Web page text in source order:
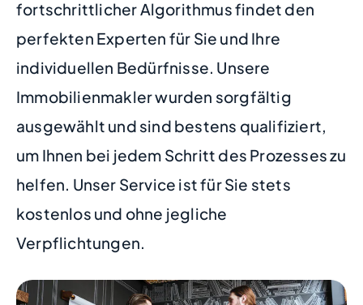
fortschrittlicher Algorithmus findet den
perfekten Experten für Sie und Ihre
individuellen Bedürfnisse. Unsere
Immobilienmakler wurden sorgfältig
ausgewählt und sind bestens qualifiziert,
um Ihnen bei jedem Schritt des Prozesses zu
helfen. Unser Service ist für Sie stets
kostenlos und ohne jegliche
Verpflichtungen.